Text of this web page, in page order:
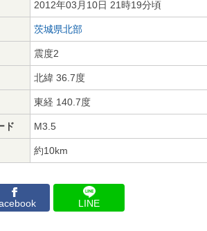
2012年03月10日 21時19分頃
茨城県北部
震度2
北緯 36.7度
東経 140.7度
ド M3.5
約10km
LINE